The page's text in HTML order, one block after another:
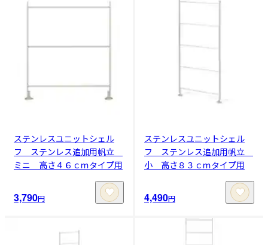
ステンレスユニットシェル
フ ステンレス追加用帆立
ミニ 高さ４６ｃｍタイプ用
3,790円
ステンレスユニットシェル
フ ステンレス追加用帆立
小 高さ８３ｃｍタイプ用
4,490円